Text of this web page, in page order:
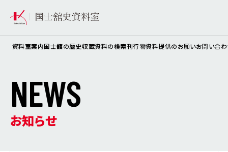
資料室案内国士舘の歴史収蔵資料の検索刊行物資料提供のお願いお問い合
NEWS
お知らせ